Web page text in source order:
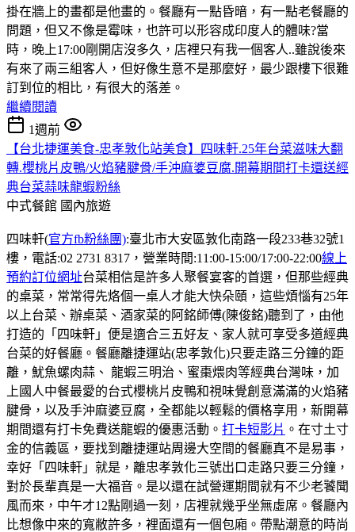
掛在牆上的畫都是他畫的。餐廳有一點昏暗，有一點老餐廳的
問題，但又不像是霉味，也許可以形容成印度人的體味?當
時，晚上17:00剛開店沒多久，店裡只有我一個客人..雖說後來
有來了兩三組客人，但好像生意不是那麼好，最少跟樓下很難
訂到位的相比，有很大的落差。
繼續閱讀
1週前
【台北捷運美食-忠孝敦化站美食】四味軒.25年台菜滋味大翻
轉.櫻桃片皮鴨/火焰豬腱骨/手沖麻婆豆腐.開幕期間打卡還送經
典台菜蒜味龍蝦粉絲
中式餐館 國內旅遊
四味軒(官方fb粉絲團):臺北市大安區敦化南路一段233巷32號1
樓，電話:02 2731 8317，營業時間:11:00-15:00/17:00-22:00線上
預約訂位網址台菜相信是許多人聚餐宴客的首選，但那些經典
的桌菜，常常得先烙個一桌人才能大快朵頤，這些煩惱有25年
以上台菜、辦桌菜、酒家菜的阿銘師傅(陳俊銘)聽到了，由他
打造的「四味軒」便是適合三五好友、家人就可享受多道經典
台菜的好餐廳。餐廳離捷運站(忠孝敦化)只要走路三分鐘的距
離，魷魚螺肉蒜、 龍蝦三明治、蜜棗煨肉等經典台灣味，加
上國人中餐最愛的台式櫻桃片皮鴨和視味覺創意滿滿的火焰豬
腱骨，以及手沖麻婆豆腐，全都能以輕鬆的價格享用，新開幕
期間還有打卡免費送龍蝦的優惠活動。 打卡短影片 。在寸土寸
金的信義區，要找到離捷運站周邊大空間的餐廳真不是易事，
幸好「四味軒」就是，離忠孝敦化三號出口走路只要三分鐘，
對於長輩真是一大福音。是以還在試營運期間就有不少老饕聞
風而來，中午才12點剛過一刻，店裡就幾乎坐無虛席。餐廳內
比想像中來的寬敝許多，裡面還有一個包廂。帶點潮意的時尚